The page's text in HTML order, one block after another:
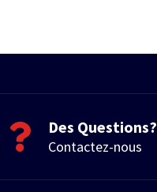
Des Questions?
Contactez-nous